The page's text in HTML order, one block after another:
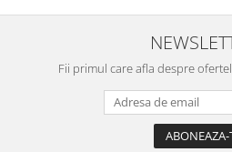
Fii primul care afla despre